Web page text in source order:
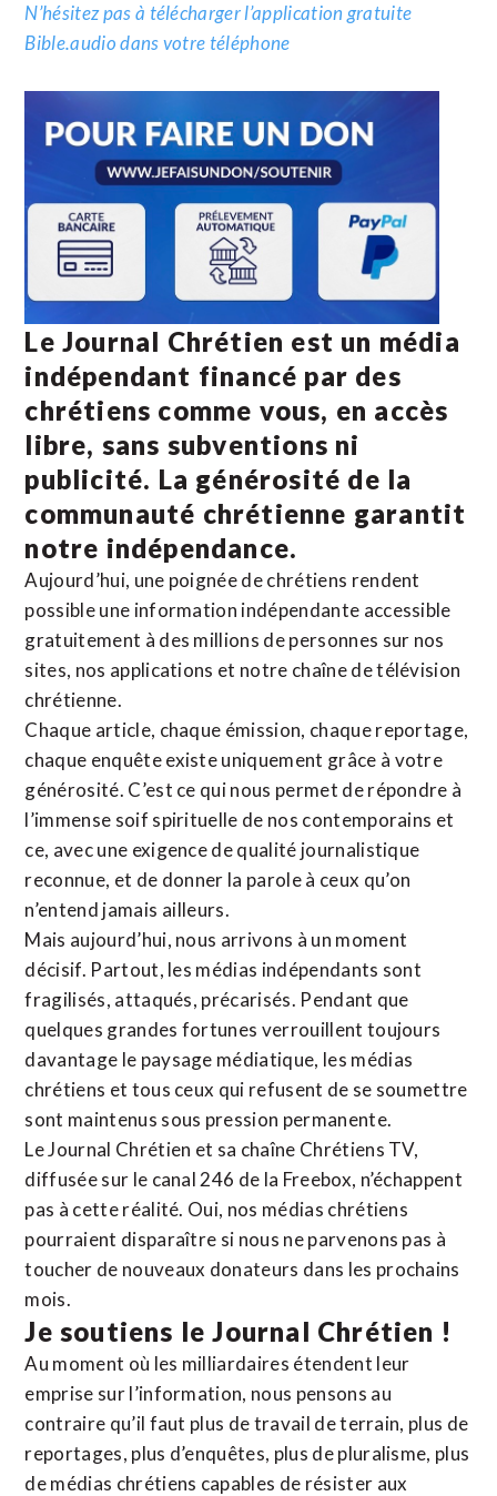
N’hésitez pas à télécharger l’application gratuite
Bible.audio dans votre téléphone
Le Journal Chrétien est un média
indépendant financé par des
chrétiens comme vous, en accès
libre, sans subventions ni
publicité. La générosité de la
communauté chrétienne garantit
notre indépendance.
Aujourd’hui, une poignée de chrétiens rendent
possible une information indépendante accessible
gratuitement à des millions de personnes sur nos
sites, nos applications et notre chaîne de télévision
chrétienne.
Chaque article, chaque émission, chaque reportage,
chaque enquête existe uniquement grâce à votre
générosité. C’est ce qui nous permet de répondre à
l’immense soif spirituelle de nos contemporains et
ce, avec une exigence de qualité journalistique
reconnue, et de donner la parole à ceux qu’on
n’entend jamais ailleurs.
Mais aujourd’hui, nous arrivons à un moment
décisif. Partout, les médias indépendants sont
fragilisés, attaqués, précarisés. Pendant que
quelques grandes fortunes verrouillent toujours
davantage le paysage médiatique, les médias
chrétiens et tous ceux qui refusent de se soumettre
sont maintenus sous pression permanente.
Le Journal Chrétien et sa chaîne Chrétiens TV,
diffusée sur le canal 246 de la Freebox, n’échappent
pas à cette réalité. Oui, nos médias chrétiens
pourraient disparaître si nous ne parvenons pas à
toucher de nouveaux donateurs dans les prochains
mois.
Je soutiens le Journal Chrétien !
Au moment où les milliardaires étendent leur
emprise sur l’information, nous pensons au
contraire qu’il faut plus de travail de terrain, plus de
reportages, plus d’enquêtes, plus de pluralisme, plus
de médias chrétiens capables de résister aux